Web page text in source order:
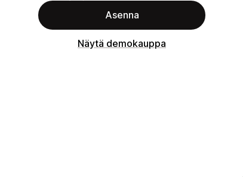
Asenna
Näytä demokauppa